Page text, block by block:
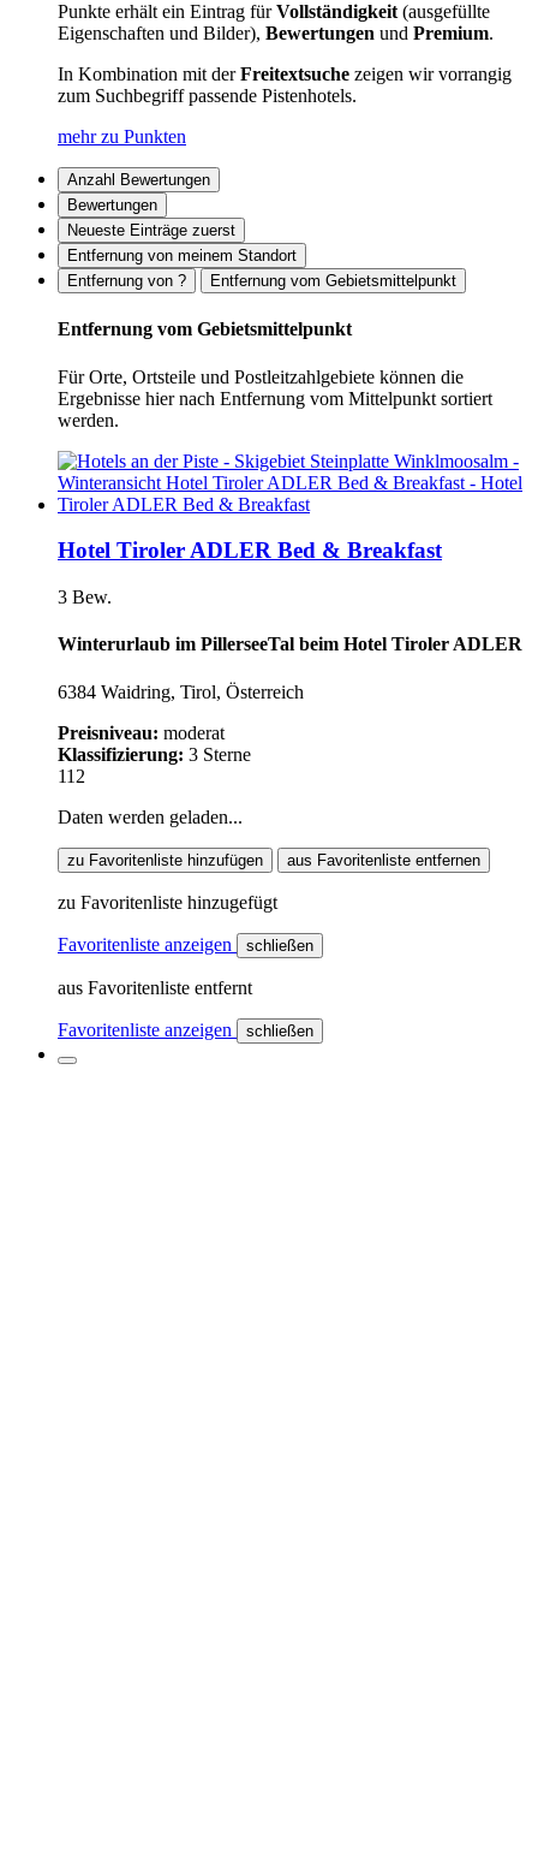
Punkte erhält ein Eintrag fürVollständigkeit (ausgefüllte
Eigenschaften und Bilder), Bewertungen und Premium.
In Kombination mit derFreitextsuche zeigen wir vorrangig
zum Suchbegriff passende Pistenhotels.
mehr zu Punkten
Anzahl Bewertungen
Bewertungen
Neueste Einträge zuerst
Entfernung von meinem Standort
Entfernung von ?
Entfernung vom Gebietsmittelpunkt
Entfernung vom Gebietsmittelpunkt
Für Orte, Ortsteile und Postleitzahlgebiete können die
Ergebnisse hier nach Entfernung vom Mittelpunkt sortiert
werden.
Hotel Tiroler ADLER Bed & Breakfast
3 Bew.
Winterurlaub im PillerseeTal beim Hotel Tiroler ADLER
6384 Waidring, Tirol, Österreich
Preisniveau: moderat
Klassifizierung: 3 Sterne
112
Daten werden geladen...
zu Favoritenliste hinzufügen aus Favoritenliste entfernen
zu Favoritenliste hinzugefügt
Favoritenliste anzeigen schließen
aus Favoritenliste entfernt
Favoritenliste anzeigen schließen